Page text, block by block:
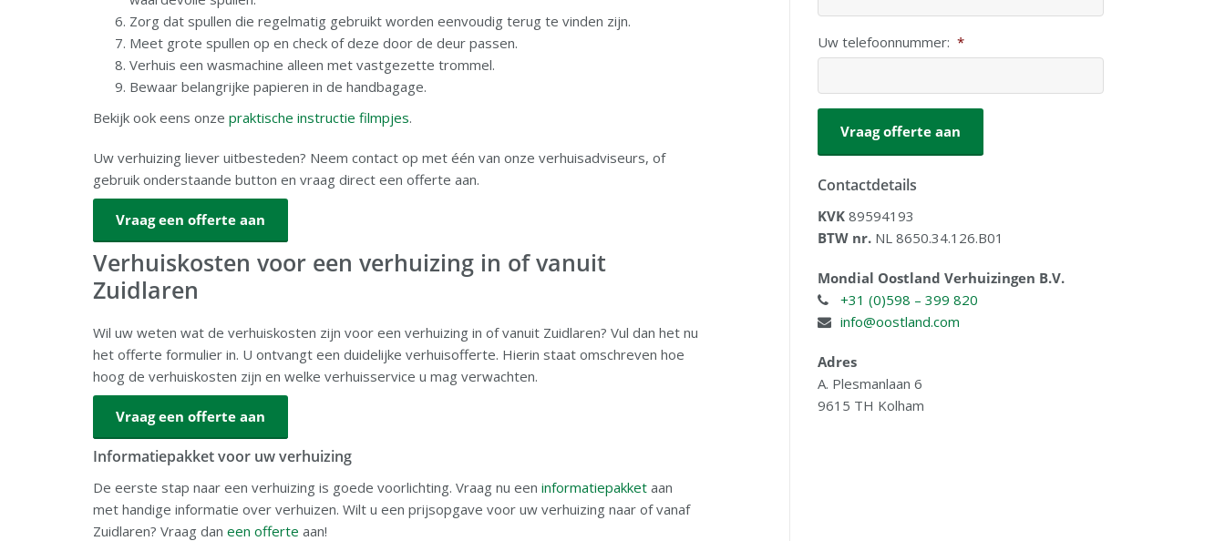
Zorg dat spullen die regelmatig gebruikt worden eenvoudig terug te vinden zijn.
Meet grote spullen op en check of deze door de deur passen.
Verhuis een wasmachine alleen met vastgezette trommel.
Bewaar belangrijke papieren in de handbagage.
Bekijk ook eens onze praktische instructie filmpjes.
Uw verhuizing liever uitbesteden? Neem contact op met één van onze verhuisadviseurs, of
gebruik onderstaande button en vraag direct een offerte aan.
Vraag een offerte aan
Verhuiskosten voor een verhuizing in of vanuit
Zuidlaren
Wil uw weten wat de verhuiskosten zijn voor een verhuizing in of vanuit Zuidlaren? Vul dan het nu
het offerte formulier in. U ontvangt een duidelijke verhuisofferte. Hierin staat omschreven hoe
hoog de verhuiskosten zijn en welke verhuisservice u mag verwachten.
Vraag een offerte aan
Informatiepakket voor uw verhuizing
De eerste stap naar een verhuizing is goede voorlichting. Vraag nu een informatiepakket aan
met handige informatie over verhuizen. Wilt u een prijsopgave voor uw verhuizing naar of vanaf
Zuidlaren? Vraag dan een offerte aan!
Uw telefoonnummer: *
CAPTCHA
Contactdetails
KVK 89594193
BTW nr. NL 8650.34.126.B01
Mondial Oostland Verhuizingen B.V.
+31 (0)598 – 399 820
info@oostland.com
Adres
A. Plesmanlaan 6
9615 TH Kolham